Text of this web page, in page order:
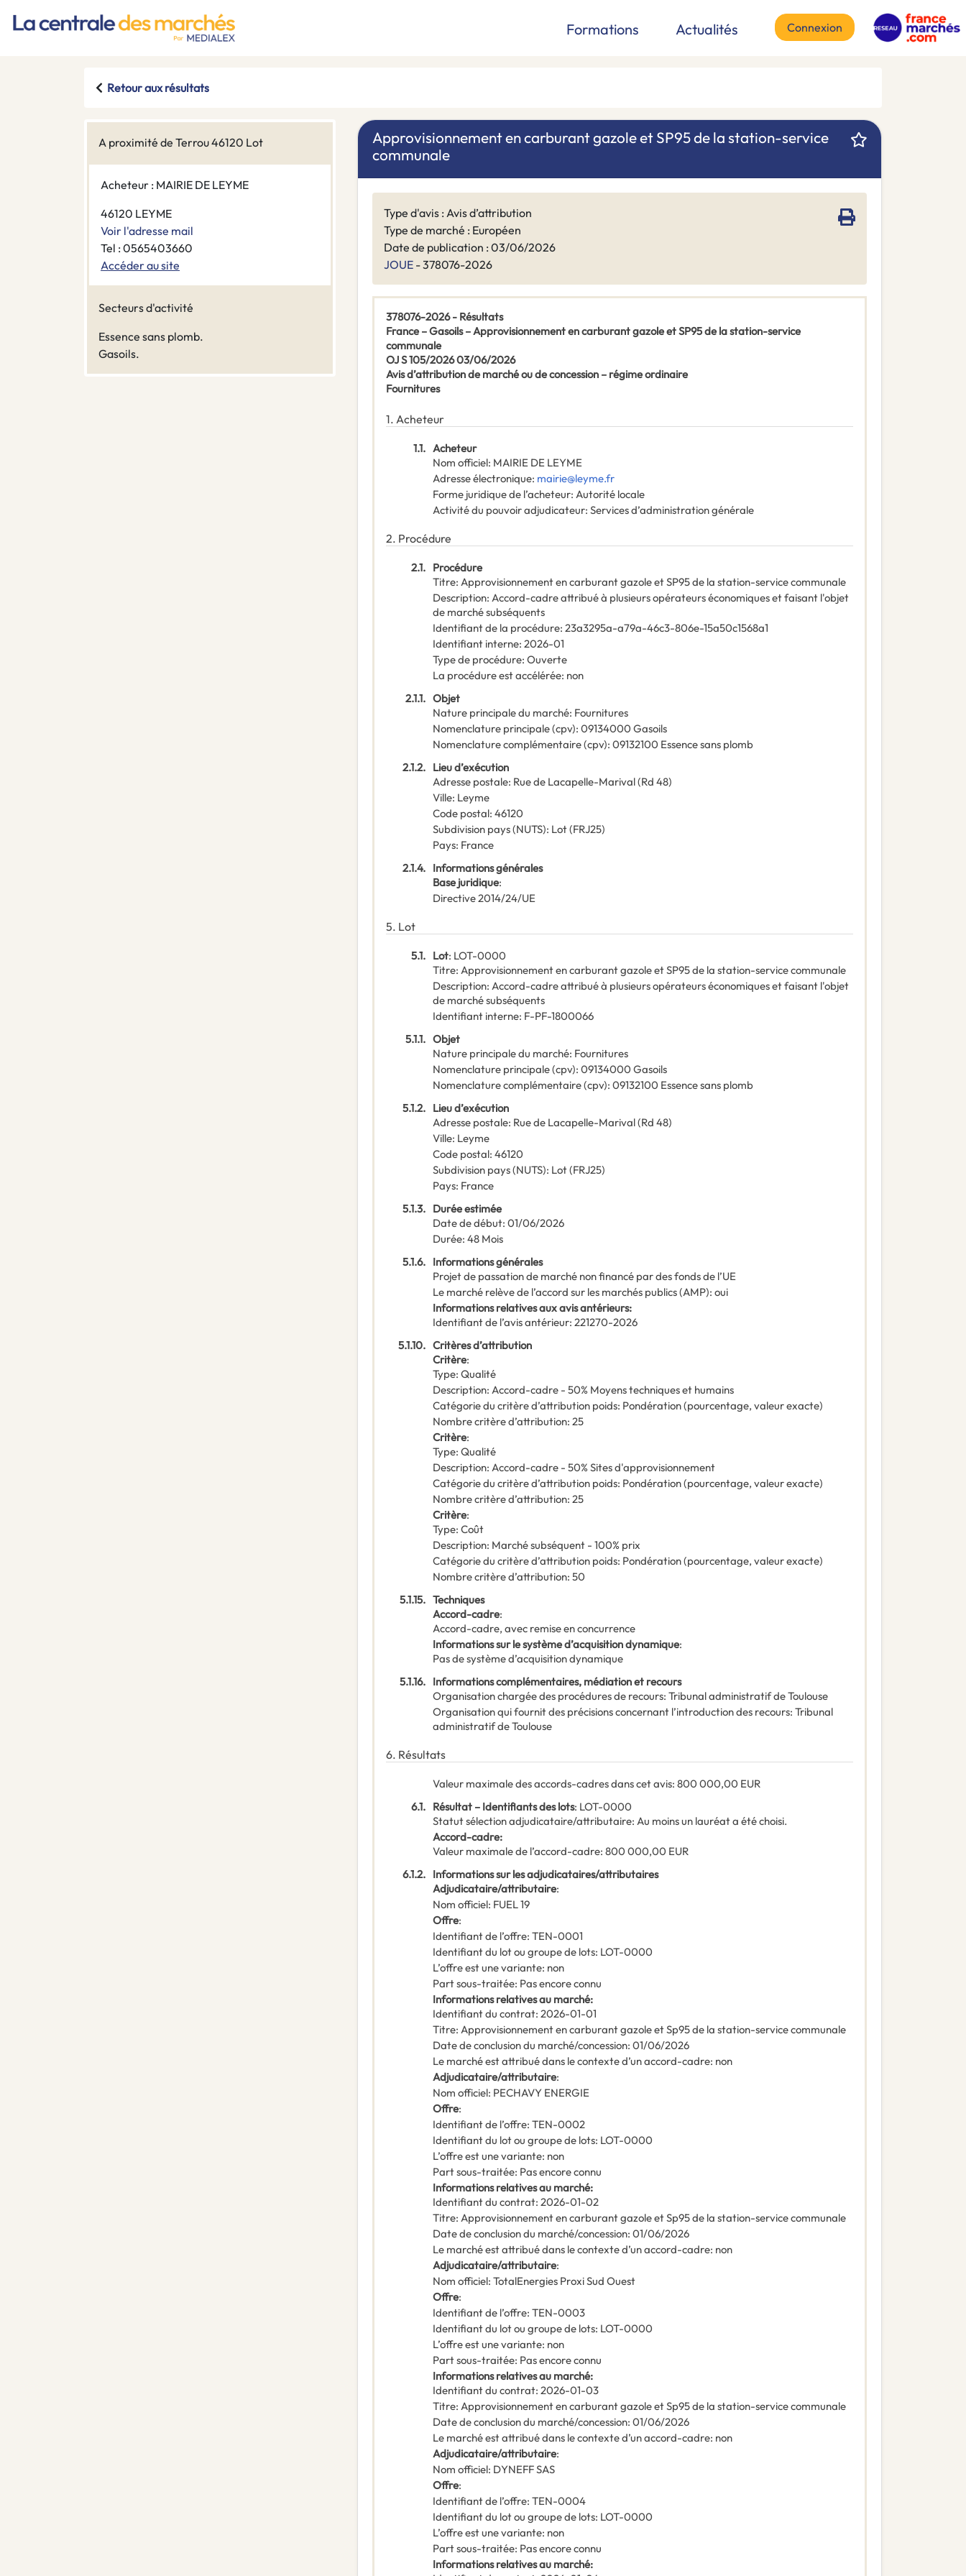
Formations Actualités Connexion
Retour aux résultats
A proximité de Terrou 46120 Lot
Acheteur : MAIRIE DE LEYME
46120 LEYME
Voir l'adresse mail
Tel : 0565403660
Accéder au site
Secteurs d'activité
Essence sans plomb.
Gasoils.
Approvisionnement en carburant gazole et SP95 de la station-service
communale
Type d'avis : Avis d’attribution
Type de marché : Européen
Date de publication : 03/06/2026
JOUE - 378076-2026
378076-2026 - Résultats
France – Gasoils – Approvisionnement en carburant gazole et SP95 de la station-service
communale
OJ S 105/2026 03/06/2026
Avis d’attribution de marché ou de concession – régime ordinaire
Fournitures
1. Acheteur
1.1. Acheteur
Nom officiel: MAIRIE DE LEYME
Adresse électronique: mairie@leyme.fr
Forme juridique de l’acheteur: Autorité locale
Activité du pouvoir adjudicateur: Services d’administration générale
2. Procédure
2.1. Procédure
Titre: Approvisionnement en carburant gazole et SP95 de la station-service communale
Description: Accord-cadre attribué à plusieurs opérateurs économiques et faisant l'objet
de marché subséquents
Identifiant de la procédure: 23a3295a-a79a-46c3-806e-15a50c1568a1
Identifiant interne: 2026-01
Type de procédure: Ouverte
La procédure est accélérée: non
2.1.1. Objet
Nature principale du marché: Fournitures
Nomenclature principale(cpv): 09134000 Gasoils
Nomenclature complémentaire(cpv): 09132100 Essence sans plomb
2.1.2. Lieu d’exécution
Adresse postale: Rue de Lacapelle-Marival (Rd 48)
Ville: Leyme
Code postal: 46120
Subdivision pays (NUTS): Lot(FRJ25)
Pays: France
2.1.4. Informations générales
Base juridique:
Directive 2014/24/UE
5. Lot
5.1. Lot: LOT-0000
Titre: Approvisionnement en carburant gazole et SP95 de la station-service communale
Description: Accord-cadre attribué à plusieurs opérateurs économiques et faisant l'objet
de marché subséquents
Identifiant interne: F-PF-1800066
5.1.1. Objet
Nature principale du marché: Fournitures
Nomenclature principale(cpv): 09134000 Gasoils
Nomenclature complémentaire(cpv): 09132100 Essence sans plomb
5.1.2. Lieu d’exécution
Adresse postale: Rue de Lacapelle-Marival (Rd 48)
Ville: Leyme
Code postal: 46120
Subdivision pays (NUTS): Lot(FRJ25)
Pays: France
5.1.3. Durée estimée
Date de début: 01/06/2026
Durée: 48 Mois
5.1.6. Informations générales
Projet de passation de marché non financé par des fonds de l’UE
Le marché relève de l’accord sur les marchés publics (AMP): oui
Informations relatives aux avis antérieurs:
Identifiant de l’avis antérieur: 221270-2026
5.1.10. Critères d’attribution
Critère:
Type: Qualité
Description: Accord-cadre - 50% Moyens techniques et humains
Catégorie du critère d’attribution poids: Pondération (pourcentage, valeur exacte)
Nombre critère d’attribution: 25
Critère:
Type: Qualité
Description: Accord-cadre - 50% Sites d'approvisionnement
Catégorie du critère d’attribution poids: Pondération (pourcentage, valeur exacte)
Nombre critère d’attribution: 25
Critère:
Type: Coût
Description: Marché subséquent - 100% prix
Catégorie du critère d’attribution poids: Pondération (pourcentage, valeur exacte)
Nombre critère d’attribution: 50
5.1.15. Techniques
Accord-cadre:
Accord-cadre, avec remise en concurrence
Informations sur le système d’acquisition dynamique:
Pas de système d’acquisition dynamique
5.1.16. Informations complémentaires, médiation et recours
Organisation chargée des procédures de recours: Tribunal administratif de Toulouse
Organisation qui fournit des précisions concernant l’introduction des recours: Tribunal
administratif de Toulouse
6. Résultats
Valeur maximale des accords-cadres dans cet avis: 800 000,00 EUR
6.1. Résultat – Identifiants des lots: LOT-0000
Statut sélection adjudicataire/attributaire: Au moins un lauréat a été choisi.
Accord-cadre:
Valeur maximale de l’accord-cadre: 800 000,00 EUR
6.1.2. Informations sur les adjudicataires/attributaires
Adjudicataire/attributaire:
Nom officiel: FUEL 19
Offre:
Identifiant de l’offre: TEN-0001
Identifiant du lot ou groupe de lots: LOT-0000
L’offre est une variante: non
Part sous-traitée: Pas encore connu
Informations relatives au marché:
Identifiant du contrat: 2026-01-01
Titre: Approvisionnement en carburant gazole et Sp95 de la station-service communale
Date de conclusion du marché/concession: 01/06/2026
Le marché est attribué dans le contexte d’un accord-cadre: non
Adjudicataire/attributaire:
Nom officiel: PECHAVY ENERGIE
Offre:
Identifiant de l’offre: TEN-0002
Identifiant du lot ou groupe de lots: LOT-0000
L’offre est une variante: non
Part sous-traitée: Pas encore connu
Informations relatives au marché:
Identifiant du contrat: 2026-01-02
Titre: Approvisionnement en carburant gazole et Sp95 de la station-service communale
Date de conclusion du marché/concession: 01/06/2026
Le marché est attribué dans le contexte d’un accord-cadre: non
Adjudicataire/attributaire:
Nom officiel: TotalEnergies Proxi Sud Ouest
Offre:
Identifiant de l’offre: TEN-0003
Identifiant du lot ou groupe de lots: LOT-0000
L’offre est une variante: non
Part sous-traitée: Pas encore connu
Informations relatives au marché:
Identifiant du contrat: 2026-01-03
Titre: Approvisionnement en carburant gazole et Sp95 de la station-service communale
Date de conclusion du marché/concession: 01/06/2026
Le marché est attribué dans le contexte d’un accord-cadre: non
Adjudicataire/attributaire:
Nom officiel: DYNEFF SAS
Offre:
Identifiant de l’offre: TEN-0004
Identifiant du lot ou groupe de lots: LOT-0000
L’offre est une variante: non
Part sous-traitée: Pas encore connu
Informations relatives au marché: